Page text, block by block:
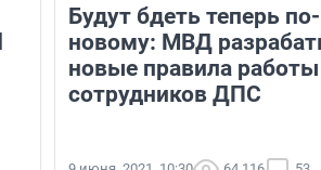
Будут бдеть теперь по-
новому: МВД
новые правила работы
сотрудников ДПС